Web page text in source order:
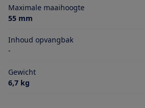
Maximale maaihoogte
55 mm
Inhoud opvangbak
-
Gewicht
6,7 kg